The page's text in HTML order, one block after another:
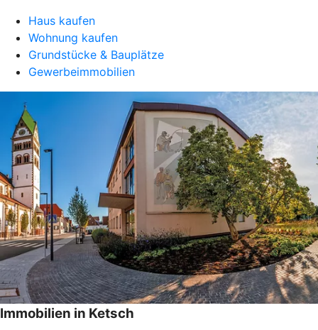
Haus kaufen
Wohnung kaufen
Grundstücke & Bauplätze
Gewerbeimmobilien
Immobilien in Ketsch